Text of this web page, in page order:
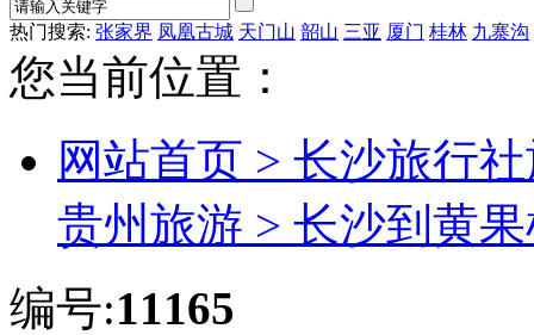
热门搜索: 张家界 凤凰古城 天门山 韶山 三亚 厦门 桂林 九寨沟
您当前位置：
网站首页 > 长沙旅行
贵州旅游 > 长沙到黄
编号:11165